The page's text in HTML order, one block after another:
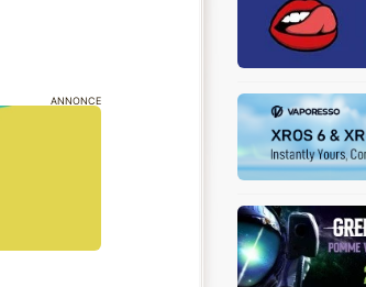
ANNONCE